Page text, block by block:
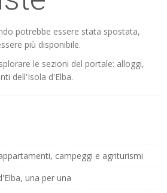
potrebbe essere stata spostata,
più disponibile.
le sezioni del portale: alloggi,
dell'Isola d'Elba.
campeggi e agriturismi
una per una